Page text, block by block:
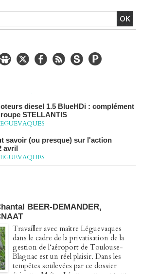
de Me Christophe
avocat de parties civiles, après la
du non-lieu
reconnaît, un État qui conteste
STELLANTIS
avril
BEER-DEMANDER,
Travailler avec maître Léguevaques
dans le cadre de la privatisation de la
gestion de l‘aéroport de Toulouse-
Blagnac est un réel plaisir. Dans les
tempêtes soulevées par ce dossier